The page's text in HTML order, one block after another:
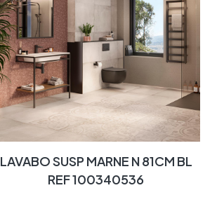
LAVABO SUSP MARNE N 81CM BL
REF 100340536